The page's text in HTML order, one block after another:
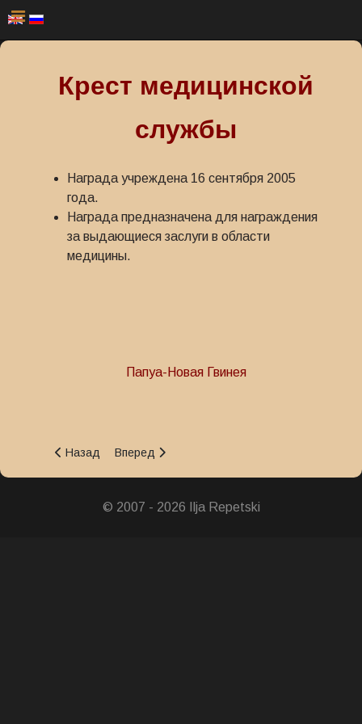
Крест медицинской
службы
Награда учреждена 16 сентября 2005
года.
Награда предназначена для награждения
за выдающиеся заслуги в области
медицины.
Папуа-Новая Гвинея
Предыдущий: Крест Доблести
Назад Следующий: Медаль исправительной
Вперед
© 2007 - 2026 Ilja Repetski